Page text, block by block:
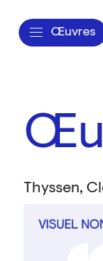
Œuvres
Thyssen,